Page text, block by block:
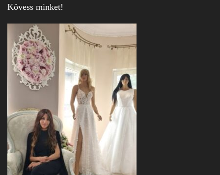
Kövess minket!